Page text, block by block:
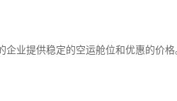
业提供稳定的空运舱位和优惠的价